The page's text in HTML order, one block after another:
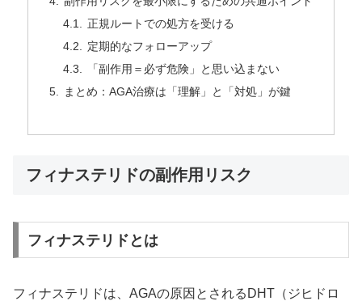
正規ルートでの処方を受ける
定期的なフォローアップ
「副作用＝必ず危険」と思い込まない
まとめ：AGA治療は「理解」と「対処」が鍵
フィナステリドの副作用リスク
フィナステリドとは
フィナステリドは、AGAの原因とされるDHT（ジヒドロ